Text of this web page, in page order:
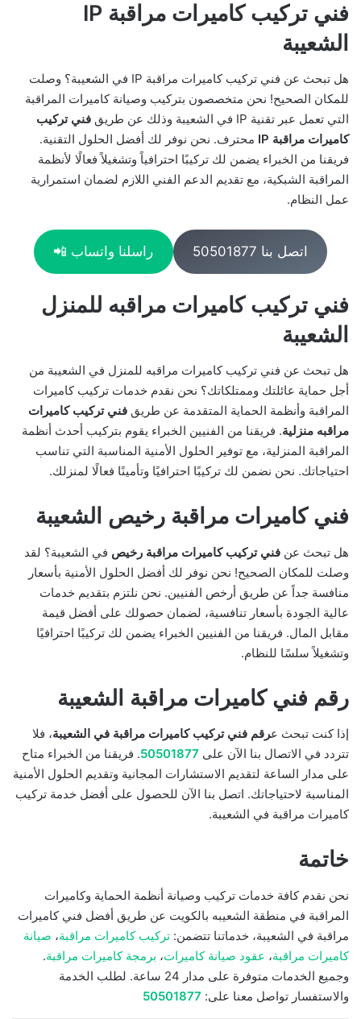
فني تركيب كاميرات مراقبة IP
الشعيبة
هل تبحث عن فني تركيب كاميرات مراقبة IP في الشعيبة؟ وصلت
للمكان الصحيح! نحن متخصصون بتركيب وصيانة كاميرات المراقبة
التي تعمل عبر تقنية IP في الشعيبة وذلك عن طريق
فني تركيب
كاميرات مراقبة IP
محترف. نحن نوفر لك أفضل الحلول التقنية.
فريقنا من الخبراء يضمن لك تركيبًا احترافياً وتشغيلاً فعالًا لأنظمة
المراقبة الشبكية، مع تقديم الدعم الفني اللازم لضمان استمرارية
عمل النظام.
اتصل بنا 50501877 راسلنا واتساب 📲
فني تركيب كاميرات مراقبه للمنزل
الشعيبة
هل تبحث عن فني تركيب كاميرات مراقبه للمنزل في الشعيبة من
أجل حماية عائلتك وممتلكاتك؟ نحن نقدم خدمات تركيب كاميرات
المراقبة وأنظمة الحماية المتقدمة عن طريق فني تركيب كاميرات
مراقبه منزلية. فريقنا من الفنيين الخبراء يقوم بتركيب أحدث أنظمة
المراقبة المنزلية، مع توفير الحلول الأمنية المناسبة التي تناسب
احتياجاتك. نحن نضمن لك تركيبًا احترافيًا وتأمينًا فعالًا لمنزلك.
فني كاميرات مراقبة رخيص الشعيبة
هل تبحث عن فني تركيب كاميرات مراقبة رخيص في الشعيبة؟ لقد
وصلت للمكان الصحيح! نحن نوفر لك أفضل الحلول الأمنية بأسعار
منافسة جداً عن طريق أرخص الفنيين. نحن نلتزم بتقديم خدمات
عالية الجودة بأسعار تنافسية، لضمان حصولك على أفضل قيمة
مقابل المال. فريقنا من الفنيين الخبراء يضمن لك تركيبًا احترافيًا
وتشغيلاً سلسًا للنظام.
رقم فني كاميرات مراقبة الشعيبة
إذا كنت تبحث عرقم فني تركيب كاميرات مراقبة في الشعيبة، فلا
تتردد في الاتصال بنا الآن على 50501877. فريقنا من الخبراء متاح
على مدار الساعة لتقديم الاستشارات المجانية وتقديم الحلول الأمنية
المناسبة لاحتياجاتك. اتصل بنا الآن للحصول على أفضل خدمة تركيب
كاميرات مراقبة في الشعيبة.
خاتمة
نحن نقدم كافة خدمات تركيب وصيانة أنظمة الحماية وكاميرات
المراقبة في منطقة الشعيبه بالكويت عن طريق أفضل فني كاميرات
مراقبة في الشعيبة، خدماتنا تتضمن: تركيب كاميرات مراقبة، صيانة
كاميرات مراقبة، عقود صيانة كاميرات، برمجة كاميرات مراقبة.
وجميع الخدمات متوفرة على مدار 24 ساعة. لطلب الخدمة
والاستفسار تواصل معنا على: 50501877